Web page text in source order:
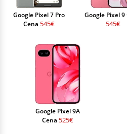
Google Pixel 7 Pro
Cena 545€
Google Pixel 9
545€
Google Pixel 9A
Cena 525€